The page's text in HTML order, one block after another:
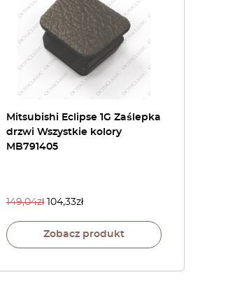
Mitsubishi Eclipse 1G Zaślepka
drzwi Wszystkie kolory
MB791405
149,04zł 104,33zł
Zobacz produkt